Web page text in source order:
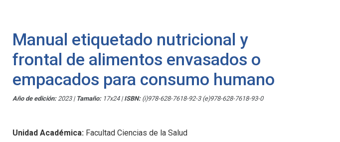
Manual etiquetado nutricional y
frontal de alimentos envasados o
empacados para consumo humano
Año de edición: 2023 | Tamaño: 17x24 |ISBN: (i)978-628-7618-92-3 (e)978-628-7618-93-0
Unidad Académica: Facultad Ciencias de la Salud